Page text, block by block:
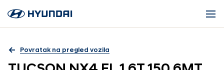
Povratak na pregled vozila